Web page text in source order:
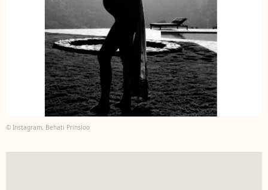
© Instagram, Behati Prinsloo